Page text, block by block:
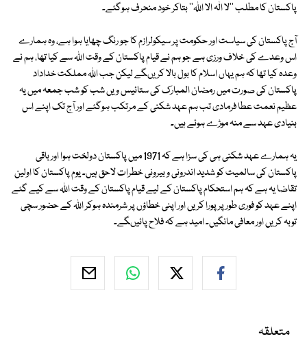
پاکستان کا مطلب ''لا الٰہ الا اﷲ'' بتاکر خود منحرف ہوگئے۔
آج پاکستان کی سیاست اور حکومت پر سیکولرازم کا جو رنگ چھایا ہوا ہے، وہ ہمارے
اس وعدے کی خلاف ورزی ہے جو ہم نے قیام پاکستان کے وقت اﷲ سے کیا تھا، ہم نے
وعدہ کیا تھا کہ ہم یہاں اسلام کا بول بالا کریںگے لیکن جب اﷲ مملکت خداداد
پاکستان کی صورت میں رمضان المبارک کی ستائیس ویں شب کو شب جمعہ میں یہ
عظیم نعمت عطا فرمادی تب ہم عہد شکنی کے مرتکب ہوگئے اور آج تک اپنے اس
بنیادی عہد سے منہ موڑے ہوئے ہیں۔
یہ ہمارے عہد شکنی ہی کی سزا ہے کہ 1971 میں پاکستان دولخت ہوا اور باقی
پاکستان کی سالمیت کو شدید اندرونی و بیرونی خطرات لاحق ہیں۔ یوم پاکستان کا اولین
تقاضا یہ ہے کہ ہم استحکام پاکستان کے لیے قیام پاکستان کے وقت اﷲ سے کیے گئے
اپنے عہد کو فوری طور پر پورا کریں اور اپنی خطاؤں پر شرمندہ ہوکر اﷲ کے حضور سچی
توبہ کریں اور معافی مانگیں۔ امید ہے کہ فلاح پائیںگے۔
متعلقہ